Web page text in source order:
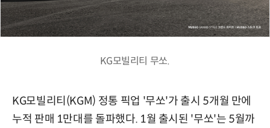
KG모빌리티 무쏘.
KG모빌리티(KGM) 정통 픽업 '무쏘'가 출시 5개월 만에
누적 판매 1만대를 돌파했다. 1월 출시된 '무쏘'는 5월까